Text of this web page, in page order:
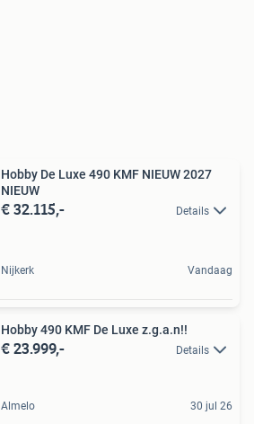
Hobby De Luxe 490 KMF NIEUW 2027
NIEUW
€ 32.115,- Details
Nijkerk Vandaag
Hobby 490 KMF De Luxe z.g.a.n!!
€ 23.999,- Details
Almelo 30 jul 26